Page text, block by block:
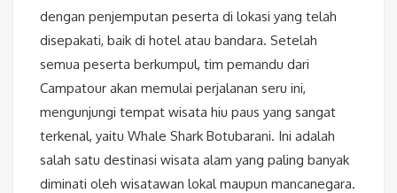
dengan penjemputan peserta di lokasi yang telah
disepakati, baik di hotel atau bandara. Setelah
semua peserta berkumpul, tim pemandu dari
Campatour akan memulai perjalanan seru ini,
mengunjungi tempat wisata hiu paus yang sangat
terkenal, yaitu Whale Shark Botubarani. Ini adalah
salah satu destinasi wisata alam yang paling banyak
diminati oleh wisatawan lokal maupun mancanegara.